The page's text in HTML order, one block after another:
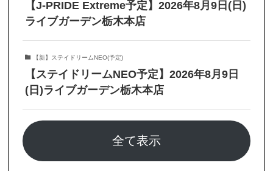
【J-PRIDE Extreme予定】2026年8月9日(日)
ライブガーデン栃木本店
【新】ステイドリームNEO(予定)
【ステイドリームNEO予定】2026年8月9日
(日)ライブガーデン栃木本店
全て表示